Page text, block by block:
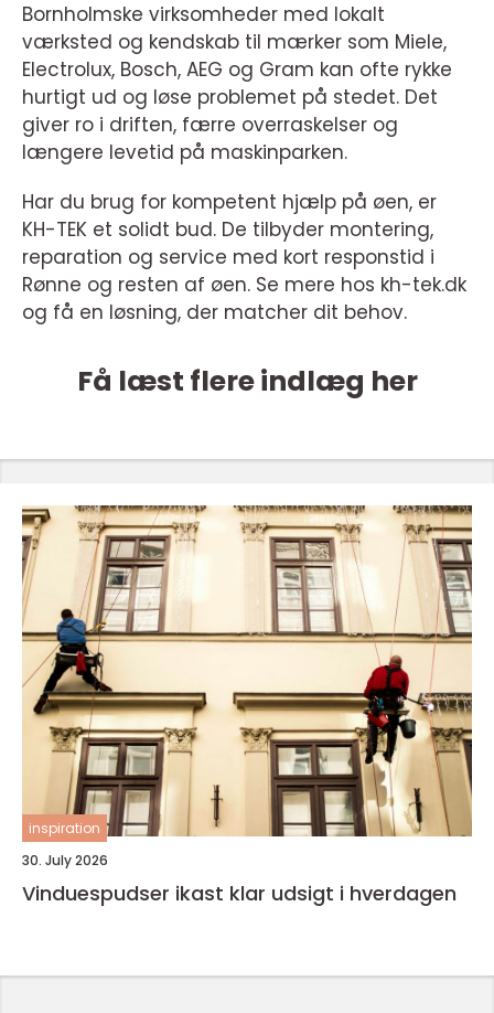
Bornholmske virksomheder med lokalt
værksted og kendskab til mærker som Miele,
Electrolux, Bosch, AEG og Gram kan ofte rykke
hurtigt ud og løse problemet på stedet. Det
giver ro i driften, færre overraskelser og
længere levetid på maskinparken.
Har du brug for kompetent hjælp på øen, er
KH-TEK et solidt bud. De tilbyder montering,
reparation og service med kort responstid i
Rønne og resten af øen. Se mere hos kh-tek.dk
og få en løsning, der matcher dit behov.
Få læst flere indlæg her
inspiration
30. July 2026
Vinduespudser ikast klar udsigt i hverdagen